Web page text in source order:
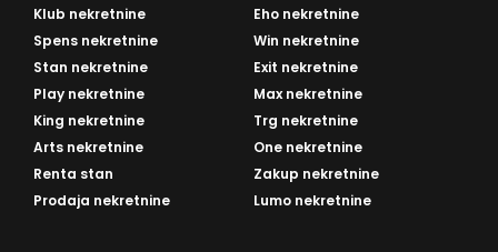
Klub nekretnine
Eho nekretnine
Spens nekretnine
Win nekretnine
Stan nekretnine
Exit nekretnine
Play nekretnine
Max nekretnine
King nekretnine
Trg nekretnine
Arts nekretnine
One nekretnine
Renta stan
Zakup nekretnine
Prodaja nekretnine
Lumo nekretnine